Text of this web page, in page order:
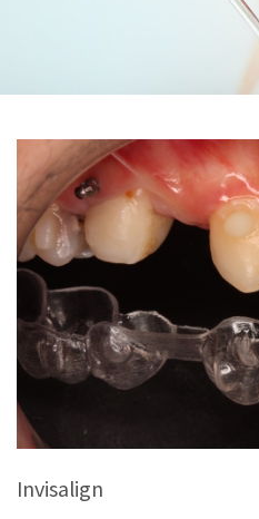
Invisalign